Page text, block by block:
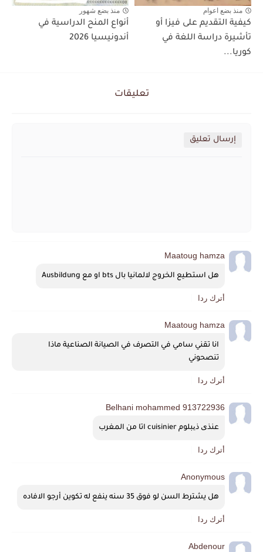
منذ بضع اعوام
كيفية التقديم على فيزا أو
تأشيرة دراسة اللغة في
كوريا...
منذ بضع شهور
أنواع المنح الدراسية في
أندونيسيا 2026
تعليقات
إرسال تعليق
Maatoug hamza
هل استطيع الخروج لالمانيا بال bts او مع Ausbildung
أترك ردا
Maatoug hamza
تنصحوني
أترك ردا
Belhani mohammed 913722936
عنذی ذیبلوم cuisinier اتا من المغرب
أترك ردا
Anonymous
هل يشترط السن لو فوق 35 سنه ينفع له تكوين أرجو الافاده
أترك ردا
Abdenour